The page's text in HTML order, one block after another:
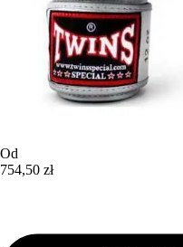
Od
754,50 zł